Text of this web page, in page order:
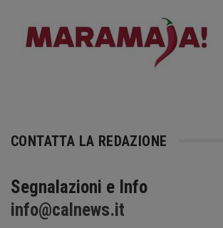
CONTATTA LA REDAZIONE
Segnalazioni e Info
info@calnews.it